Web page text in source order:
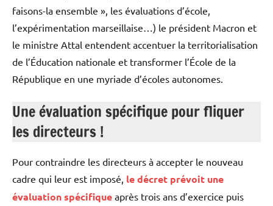
faisons-la ensemble », les évaluations d’école,
l’expérimentation marseillaise…) le président Macron et
le ministre Attal entendent accentuer la territorialisation
de l’Éducation nationale et transformer l’École de la
République en une myriade d’écoles autonomes.
Une évaluation spécifique pour fliquer
les directeurs !
Pour contraindre les directeurs à accepter le nouveau
cadre qui leur est imposé, le décret prévoit une
évaluation spécifique après trois ans d’exercice puis